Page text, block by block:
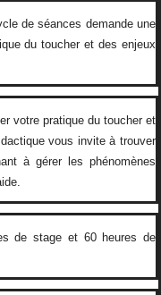
de séances demande une
du toucher et des enjeux
votre pratique du toucher et
vous invite à trouver
à gérer les phénomènes
de stage et 60 heures de